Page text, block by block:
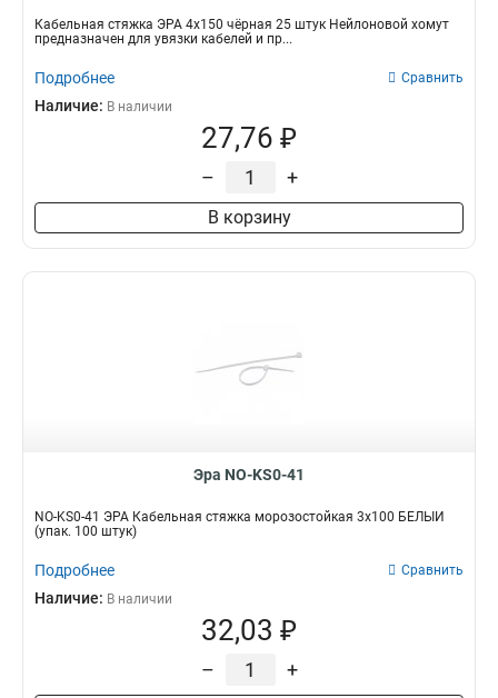
Кабельная стяжка ЭРА 4х150 чёрная 25 штук Нейлоновой хомут
предназначен для увязки кабелей и пр...
Подробнее Сравнить
Наличие: В наличии
27,76 ₽
– +
В корзину
Эра NO-KS0-41
NO-KS0-41 ЭРА Кабельная стяжка морозостойкая 3x100 БЕЛЫЙ
(упак. 100 штук)
Подробнее Сравнить
Наличие: В наличии
32,03 ₽
– +